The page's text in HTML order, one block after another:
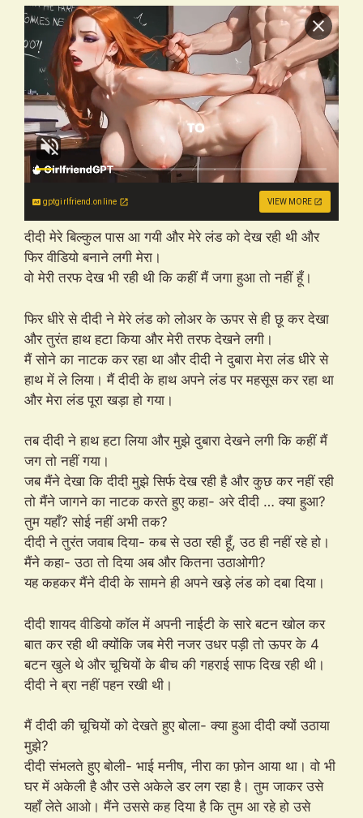
gptgirlfriend.online VIEW MORE
दीदी मेरे बिल्कुल पास आ गयी और मेरे लंड को देख रही थी और
फिर वीडियो बनाने लगी मेरा।
वो मेरी तरफ देख भी रही थी कि कहीं मैं जगा हुआ तो नहीं हूँ।
फिर धीरे से दीदी ने मेरे लंड को लोअर के ऊपर से ही छू कर देखा
और तुरंत हाथ हटा किया और मेरी तरफ देखने लगी।
मैं सोने का नाटक कर रहा था और दीदी ने दुबारा मेरा लंड धीरे से
हाथ में ले लिया। मैं दीदी के हाथ अपने लंड पर महसूस कर रहा था
और मेरा लंड पूरा खड़ा हो गया।
तब दीदी ने हाथ हटा लिया और मुझे दुबारा देखने लगी कि कहीं मैं
जग तो नहीं गया।
जब मैंने देखा कि दीदी मुझे सिर्फ देख रही है और कुछ कर नहीं रही
तो मैंने जागने का नाटक करते हुए कहा- अरे दीदी … क्या हुआ?
तुम यहाँ? सोई नहीं अभी तक?
दीदी ने तुरंत जवाब दिया- कब से उठा रही हूँ, उठ ही नहीं रहे हो।
मैंने कहा- उठा तो दिया अब और कितना उठाओगी?
यह कहकर मैंने दीदी के सामने ही अपने खड़े लंड को दबा दिया।
दीदी शायद वीडियो कॉल में अपनी नाईटी के सारे बटन खोल कर
बात कर रही थी क्योंकि जब मेरी नजर उधर पड़ी तो ऊपर के 4
बटन खुले थे और चूचियों के बीच की गहराई साफ दिख रही थी।
दीदी ने ब्रा नहीं पहन रखी थी।
मैं दीदी की चूचियों को देखते हुए बोला- क्या हुआ दीदी क्यों उठाया
मुझे?
दीदी संभलते हुए बोली- भाई मनीष, नीरा का फ़ोन आया था। वो भी
घर में अकेली है और उसे अकेले डर लग रहा है। तुम जाकर उसे
यहाँ लेते आओ। मैंने उससे कह दिया है कि तुम आ रहे हो उसे